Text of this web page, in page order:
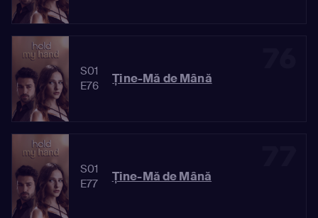
S01
E76
Ține-Mă de Mână
S01
E77
Ține-Mă de Mână